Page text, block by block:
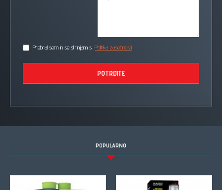
Prebral sem in se strinjam s Politika zasebnosti
POTRDITE
POPULARNO